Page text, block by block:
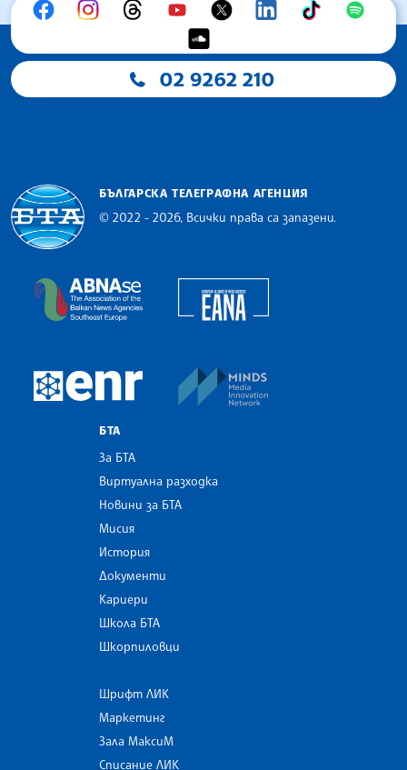
02 9262 210
БЪЛГАРСКА ТЕЛЕГРАФНА АГЕНЦИЯ
© 2022 - 2026, Всички права са запазени.
The Assocoation of the Balkan News Agencies
European Newsroom
БТА
За БТА
Виртуална разходка
Новини за БТА
Мисия
История
Документи
Кариери
Школа БТА
Шкорпиловци
Шрифт ЛИК
Маркетинг
Зала МаксиМ
Списание ЛИК